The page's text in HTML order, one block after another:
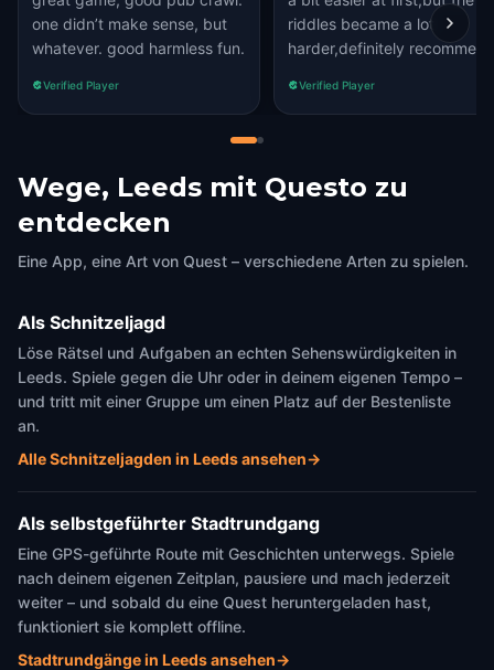
one didn’t make sense, but
whatever. good harmless fun.
Verified Player
riddles became a lot
harder,definitely
Verified Player
Wege, Leeds mit Questo zu
entdecken
Eine App, eine Art von Quest – verschiedene Arten zu spielen.
Als Schnitzeljagd
Löse Rätsel und Aufgaben an echten Sehenswürdigkeiten in
Leeds. Spiele gegen die Uhr oder in deinem eigenen Tempo –
und tritt mit einer Gruppe um einen Platz auf der Bestenliste
an.
Alle Schnitzeljagden in Leeds ansehen→
Als selbstgeführter Stadtrundgang
Eine GPS-geführte Route mit Geschichten unterwegs. Spiele
nach deinem eigenen Zeitplan, pausiere und mach jederzeit
weiter – und sobald du eine Quest heruntergeladen hast,
funktioniert sie komplett offline.
Stadtrundgänge in Leeds ansehen→